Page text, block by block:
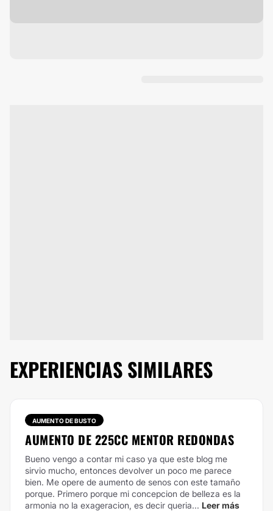
EXPERIENCIAS SIMILARES
AUMENTO DE BUSTO
AUMENTO DE 225CC MENTOR REDONDAS
Bueno vengo a contar mi caso ya que este blog me
sirvio mucho, entonces devolver un poco me parece
bien. Me opere de aumento de senos con este tamaño
porque. Primero porque mi concepcion de belleza es la
armonia no la exageracion, es decir queria... Leer más